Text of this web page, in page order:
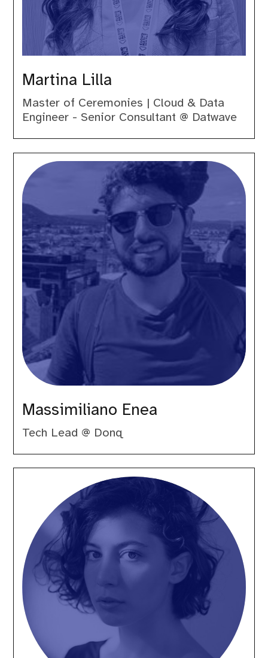
Martina Lilla
Master of Ceremonies | Cloud & Data
Engineer - Senior Consultant @ Datwave
Massimiliano Enea
Tech Lead @ Donq
Massimiliano
Nome